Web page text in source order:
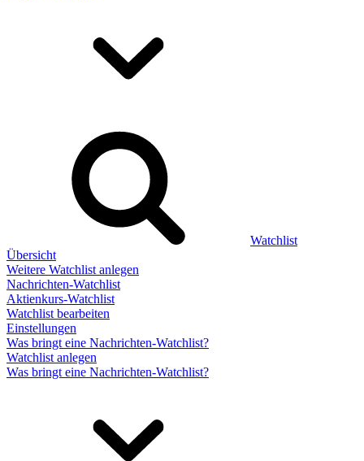
Watchlist
Übersicht
Weitere Watchlist anlegen
Nachrichten-Watchlist
Aktienkurs-Watchlist
Watchlist bearbeiten
Einstellungen
Was bringt eine Nachrichten-Watchlist?
Watchlist anlegen
Was bringt eine Nachrichten-Watchlist?